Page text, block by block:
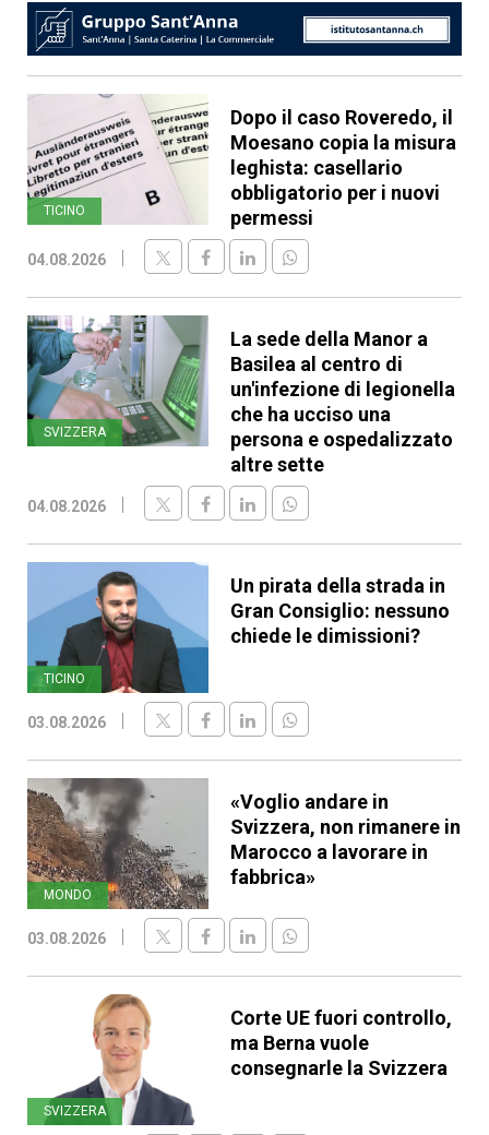
TICINO
Dopo il caso Roveredo, il
Moesano copia la misura
leghista: casellario
obbligatorio per i nuovi
permessi
04.08.2026
SVIZZERA
La sede della Manor a
Basilea al centro di
un'infezione di legionella
che ha ucciso una
persona e ospedalizzato
altre sette
04.08.2026
TICINO
Un pirata della strada in
Gran Consiglio: nessuno
chiede le dimissioni?
03.08.2026
MONDO
«Voglio andare in
Svizzera, non rimanere in
Marocco a lavorare in
fabbrica»
03.08.2026
SVIZZERA
Corte UE fuori controllo,
ma Berna vuole
consegnarle la Svizzera